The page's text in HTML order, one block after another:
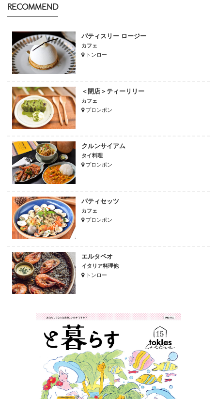
RECOMMEND
パティスリー ロージー
カフェ
トンロー
＜閉店＞ティーリリー
カフェ
プロンポン
クルンサイアム
タイ料理
プロンポン
パティセッツ
カフェ
プロンポン
エルタペオ
イタリア料理他
トンロー